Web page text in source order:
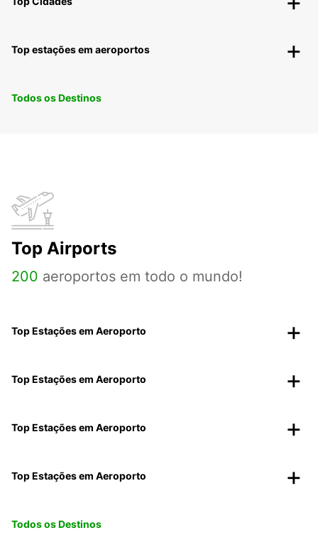
Top estações em aeroportos
Todos os Destinos
Top Airports
200 aeroportos em todo o mundo!
Top Estações em Aeroporto
Top Estações em Aeroporto
Top Estações em Aeroporto
Top Estações em Aeroporto
Todos os Destinos